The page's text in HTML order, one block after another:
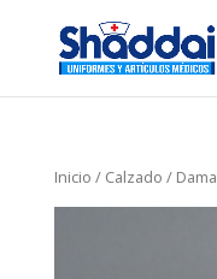
Inicio / Calzado / Dama